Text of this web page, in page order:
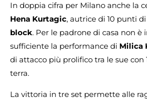
In doppia cifra per Milano anche la
Hena Kurtagic, autrice di 10 punti
block. Per le padrone di casa non è
sufficiente la performance di Milica
di attacco più prolifico tra le sue con
terra.
La vittoria in tre set permette alle